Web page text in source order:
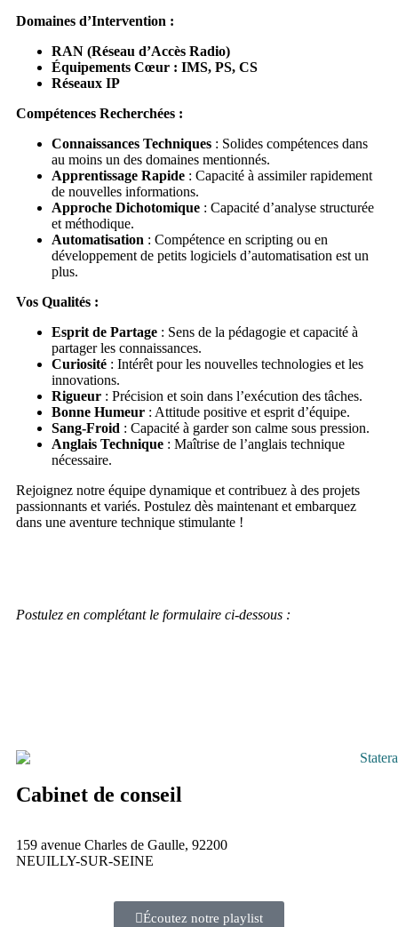
Domaines d’Intervention :
RAN (Réseau d’Accès Radio)
Équipements Cœur : IMS, PS, CS
Réseaux IP
Compétences Recherchées :
Connaissances Techniques : Solides compétences dans
au moins un des domaines mentionnés.
Apprentissage Rapide : Capacité à assimiler rapidement
de nouvelles informations.
Approche Dichotomique : Capacité d’analyse structurée
et méthodique.
Automatisation : Compétence en scripting ou en
développement de petits logiciels d’automatisation est un
plus.
Vos Qualités :
Esprit de Partage : Sens de la pédagogie et capacité à
partager les connaissances.
Curiosité : Intérêt pour les nouvelles technologies et les
innovations.
Rigueur : Précision et soin dans l’exécution des tâches.
Bonne Humeur : Attitude positive et esprit d’équipe.
Sang-Froid : Capacité à garder son calme sous pression.
Anglais Technique : Maîtrise de l’anglais technique
nécessaire.
Rejoignez notre équipe dynamique et contribuez à des projets
passionnants et variés. Postulez dès maintenant et embarquez
dans une aventure technique stimulante !
Postulez en complétant le formulaire ci-dessous :
Cabinet de conseil
159 avenue Charles de Gaulle, 92200
NEUILLY-SUR-SEINE
Écoutez notre playlist